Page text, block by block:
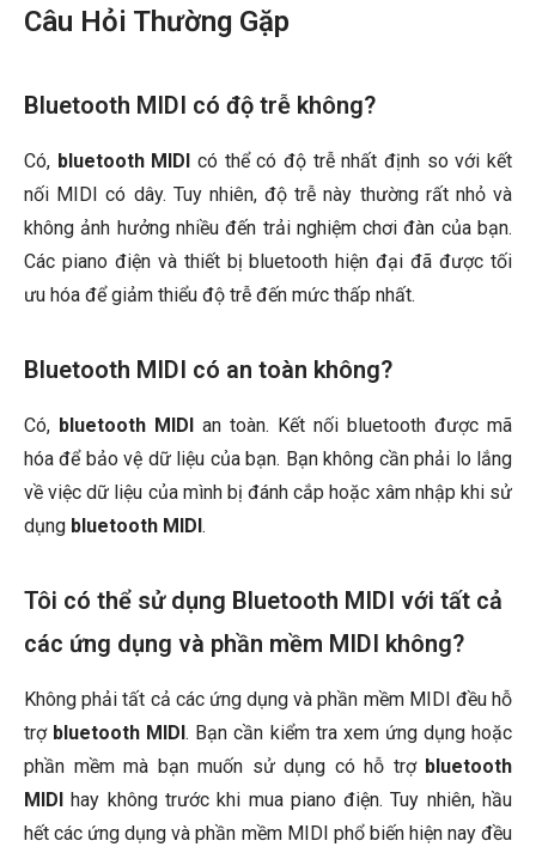
Câu Hỏi Thường Gặp
Bluetooth MIDI có độ trễ không?
Có, bluetooth MIDI có thể có độ trễ nhất định so với kết
nối MIDI có dây. Tuy nhiên, độ trễ này thường rất nhỏ và
không ảnh hưởng nhiều đến trải nghiệm chơi đàn của bạn.
Các piano điện và thiết bị bluetooth hiện đại đã được tối
ưu hóa để giảm thiểu độ trễ đến mức thấp nhất.
Bluetooth MIDI có an toàn không?
Có, bluetooth MIDI an toàn. Kết nối bluetooth được mã
hóa để bảo vệ dữ liệu của bạn. Bạn không cần phải lo lắng
về việc dữ liệu của mình bị đánh cắp hoặc xâm nhập khi sử
dụng bluetooth MIDI.
Tôi có thể sử dụng Bluetooth MIDI với tất cả
các ứng dụng và phần mềm MIDI không?
Không phải tất cả các ứng dụng và phần mềm MIDI đều hỗ
trợ bluetooth MIDI. Bạn cần kiểm tra xem ứng dụng hoặc
phần mềm mà bạn muốn sử dụng có hỗ trợ bluetooth
MIDI hay không trước khi mua piano điện. Tuy nhiên, hầu
hết các ứng dụng và phần mềm MIDI phổ biến hiện nay đều